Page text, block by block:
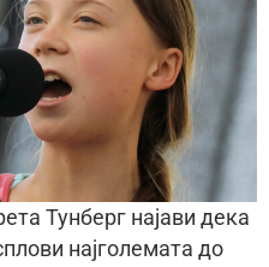
Тунберг најави дека
најголемата до